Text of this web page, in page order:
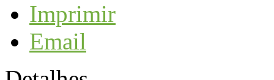
Imprimir
Email